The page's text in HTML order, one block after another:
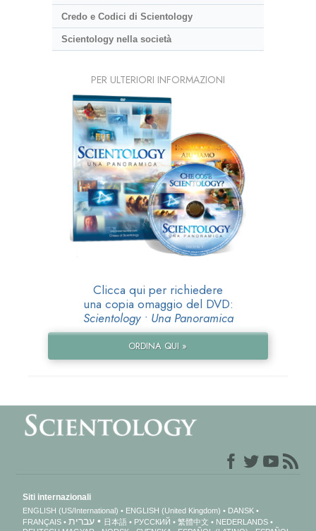
Credo e Codici di Scientology
Scientology nella società
PER ULTERIORI INFORMAZIONI
Clicca qui per richiedere
una copia omaggio del DVD:
Scientology • Una Panoramica
ORDINA QUI »
Siti internazionali
ENGLISH (US/International) ENGLISH (United Kingdom)
DANSK
FRANÇAIS
עברית 日本語 РУССКИЙ 繁體中文
NEDERLANDS